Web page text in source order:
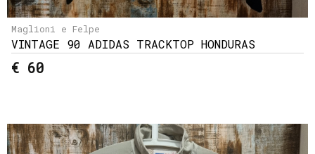
Maglioni e Felpe
VINTAGE 90 ADIDAS TRACKTOP HONDURAS
€ 60